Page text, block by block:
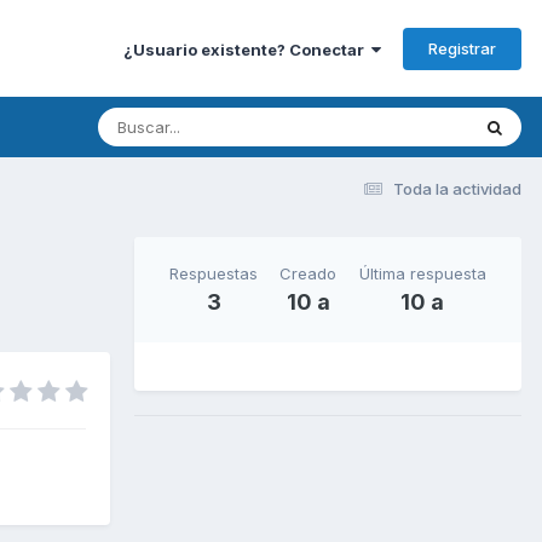
¿Usuario existente? Conectar Registrar
Toda la actividad
Respuestas
3
Creado
10 a
Última respuesta
10 a